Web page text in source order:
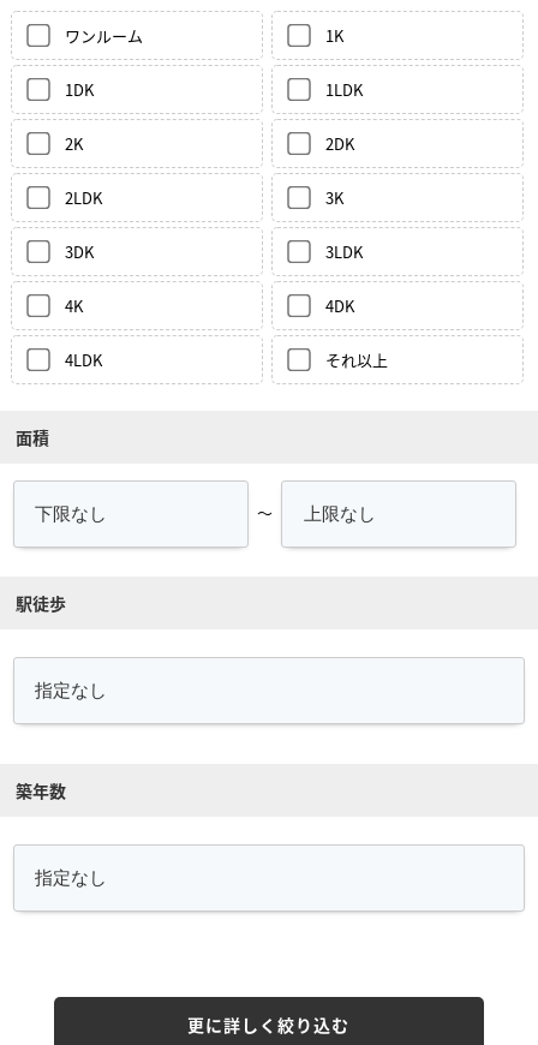
ワンルーム 1K
1DK 1LDK
2K 2DK
2LDK 3K
3DK 3LDK
4K 4DK
4LDK それ以上
面積
～
駅徒歩
築年数
更に詳しく絞り込む